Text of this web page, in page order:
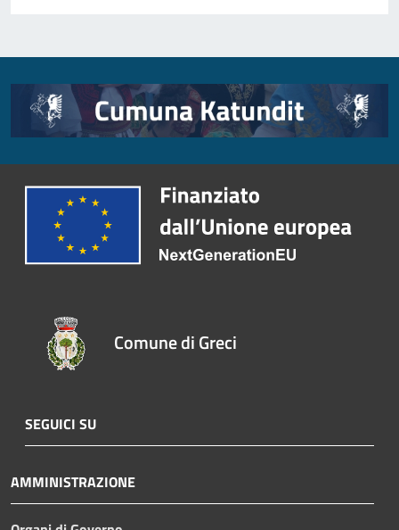
Comune di Greci
SEGUICI SU
AMMINISTRAZIONE